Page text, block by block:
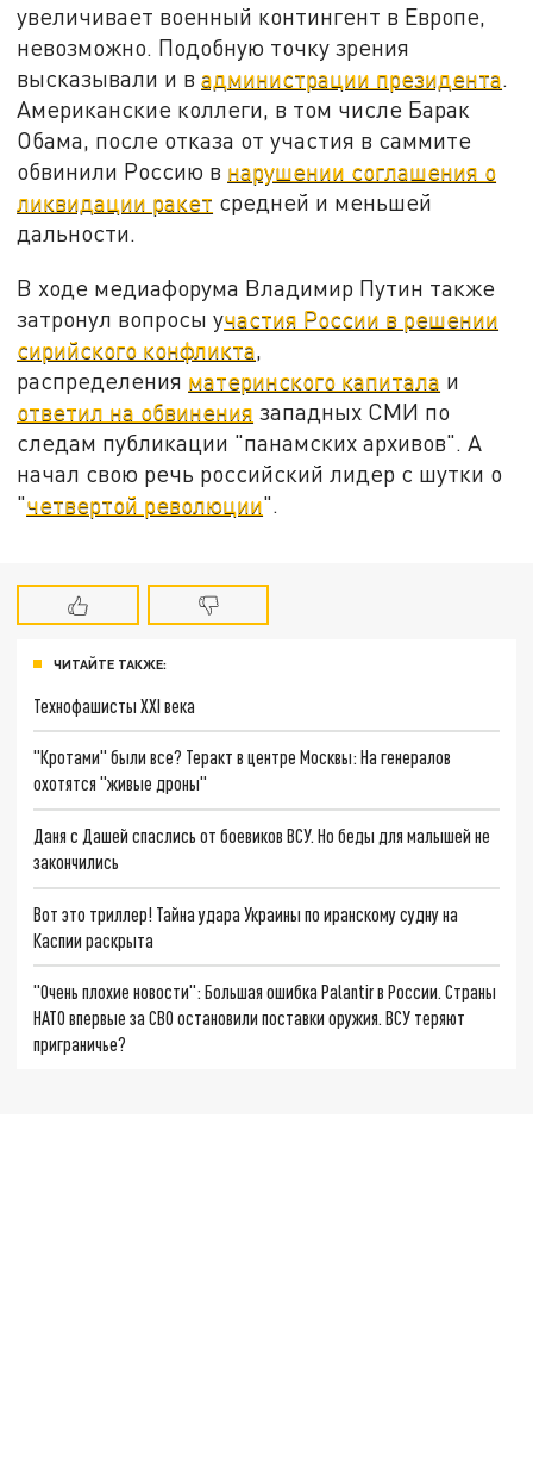
увеличивает военный контингент в Европе,
невозможно. Подобную точку зрения
высказывали и вадминистрации президента.
Американские коллеги, в том числе Барак
Обама, после отказа от участия в саммите
обвинили Россию в нарушении соглашения о
ликвидации ракет средней и меньшей
дальности.
В ходе медиафорума Владимир Путин также
затронул вопросы участия России в решении
сирийского конфликта,
распределения материнского капитала и
ответил на обвинения западных СМИ по
следам публикации "панамских архивов". А
начал свою речь российский лидер с шутки о
"четвертой революции".
ЧИТАЙТЕ ТАКЖЕ:
Технофашисты XXI века
"Кротами" были все? Теракт в центре Москвы: На генералов
охотятся "живые дроны"
Даня с Дашей спаслись от боевиков ВСУ. Но беды для малышей не
закончились
Вот это триллер! Тайна удара Украины по иранскому судну на
Каспии раскрыта
"Очень плохие новости": Большая ошибка Palantir в России. Страны
НАТО впервые за СВО остановили поставки оружия. ВСУ теряют
приграничье?